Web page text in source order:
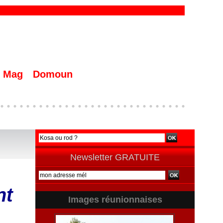
Mag Domoun
Newsletter GRATUITE
Images réunionnaises